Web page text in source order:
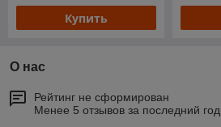
Купить
О нас
Рейтинг не сформирован
Менее 5 отзывов за последний год